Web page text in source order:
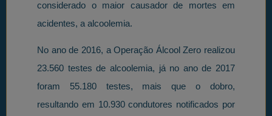
considerado o maior causador de mortes em
acidentes, a alcoolemia.
No ano de 2016, a Operação Álcool Zero realizou
23.560 testes de alcoolemia, já no ano de 2017
foram 55.180 testes, mais que o dobro,
resultando em 10.930 condutores notificados por